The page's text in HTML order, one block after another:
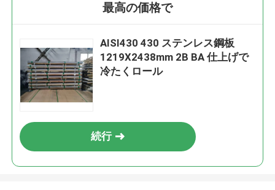
最高の価格で
AISI430 430 ステンレス鋼板
1219X2438mm 2B BA 仕上げで
冷たくロール
続行